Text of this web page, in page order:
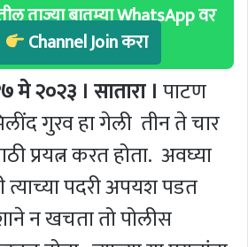
ताज्या बातम्या WhatsApp वर
Channel Join करा
मे २०२३ । सातारा । पाटण
गुरव हा गेली तीन ते चार
प्रयत्न करत होता. अवघ्या
त्याच्या पदरी अपयश पडत
न खचता तो पोलीस